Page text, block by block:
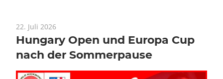
22. Juli 2026
Hungary Open und Europa Cup
nach der Sommerpause